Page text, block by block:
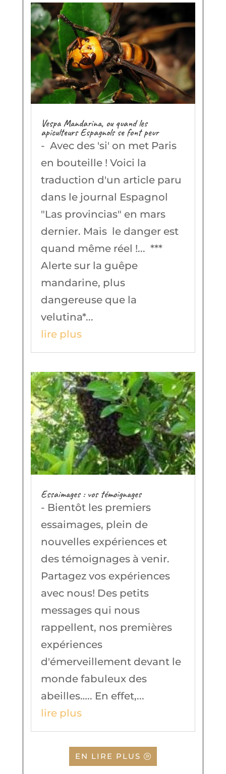
Vespa Mandarina, ou quand les
apiculteurs Espagnols se font peur
- Avec des 'si' on met Paris
en bouteille ! Voici la
traduction d'un article paru
dans le journal Espagnol
"Las provincias" en mars
dernier. Mais le danger est
quand même réel !... ***
Alerte sur la guêpe
mandarine, plus
dangereuse que la
velutina*...
lire plus
Essaimages : vos témoignages
- Bientôt les premiers
essaimages, plein de
nouvelles expériences et
des témoignages à venir.
Partagez vos expériences
avec nous! Des petits
messages qui nous
rappellent, nos premières
expériences
d'émerveillement devant le
monde fabuleux des
abeilles….. En effet,...
lire plus
EN LIRE PLUS